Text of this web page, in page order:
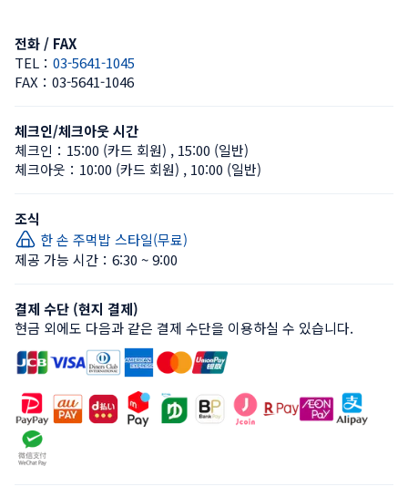
전화 / FAX
TEL： 03-5641-1045
FAX： 03-5641-1046
체크인/체크아웃 시간
체크인： 15:00 (카드 회원) , 15:00 (일반)
체크아웃： 10:00 (카드 회원) , 10:00 (일반)
조식
한 손 주먹밥 스타일(무료)
제공 가능 시간：6:30 ~ 9:00
결제 수단 (현지 결제)
현금 외에도 다음과 같은 결제 수단을 이용하실 수 있습니다.